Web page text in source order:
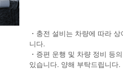
・충전 설비는 차량에 따라
니다.
・증편 운행 및 차량 정비 등
있습니다. 양해 부탁드립니다.